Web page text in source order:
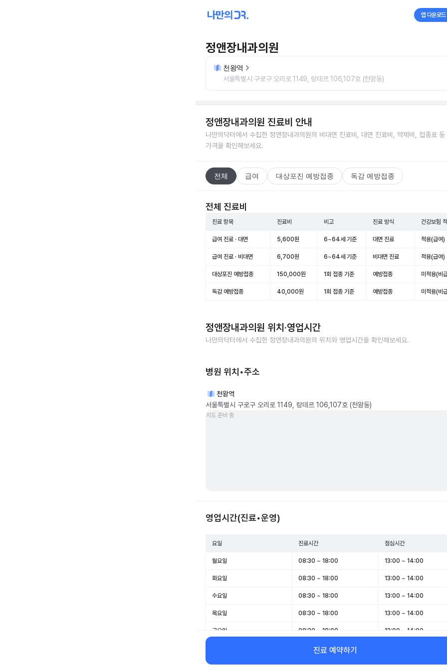
앱 다운로드
정앤장내과의원
천왕역
서울특별시 구로구 오리로 1149, 랑데르 106,107호 (천왕동)
정앤장내과의원 진료비 안내
나만의닥터에서 수집한 정앤장내과의원의 비대면 진료비, 대면 진료비, 약제비, 접종료 등
가격을 확인해보세요.
전체 급여 대상포진 예방접종 독감 예방접종
전체 진료비
진료 항목 진료비 비고 진료 방식 건강보험
급여 진료 · 대면 5,600원 6~64세 기준 대면 진료 적용(급여)
급여 진료 · 비대면 6,700원 6~64세 기준 비대면 진료 적용(급여)
대상포진 예방접종 150,000원 1회 접종 기준 예방접종 미적용(비
독감 예방접종 40,000원 1회 접종 기준 예방접종 미적용(비
정앤장내과의원 위치·영업시간
나만의닥터에서 수집한 정앤장내과의원의 위치와 영업시간을 확인해보세요.
병원 위치•주소
천왕역
서울특별시 구로구 오리로 1149, 랑데르 106,107호 (천왕동)
지도 준비 중
영업시간(진료•운영)
요일 진료시간 점심시간
월요일 08:30 ~ 18:00 13:00 ~ 14:00
화요일 08:30 ~ 18:00 13:00 ~ 14:00
수요일 08:30 ~ 18:00 13:00 ~ 14:00
목요일 08:30 ~ 18:00 13:00 ~ 14:00
금요일 08:30 ~ 18:00 13:00 ~ 14:00
08:30 ~ 13:00
일요일 휴무 -
진료 예약하기